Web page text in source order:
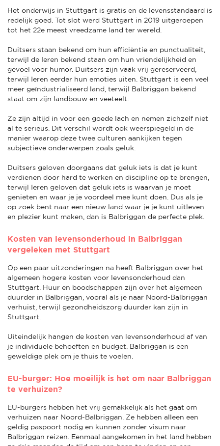
Het onderwijs in Stuttgart is gratis en de levensstandaard is
redelijk goed. Tot slot werd Stuttgart in 2019 uitgeroepen
tot het 22e meest vreedzame land ter wereld.
Duitsers staan bekend om hun efficiëntie en punctualiteit,
terwijl de Ieren bekend staan om hun vriendelijkheid en
gevoel voor humor. Duitsers zijn vaak vrij gereserveerd,
terwijl Ieren eerder hun emoties uiten. Stuttgart is een veel
meer geïndustrialiseerd land, terwijl Balbriggan bekend
staat om zijn landbouw en veeteelt.
Ze zijn altijd in voor een goede lach en nemen zichzelf niet
al te serieus. Dit verschil wordt ook weerspiegeld in de
manier waarop deze twee culturen aankijken tegen
subjectieve onderwerpen zoals geluk.
Duitsers geloven doorgaans dat geluk iets is dat je kunt
verdienen door hard te werken en discipline op te brengen,
terwijl Ieren geloven dat geluk iets is waarvan je moet
genieten en waar je je voordeel mee kunt doen. Dus als je
op zoek bent naar een nieuw land waar je je kunt uitleven
en plezier kunt maken, dan is Balbriggan de perfecte plek.
Kosten van levensonderhoud in Balbriggan
vergeleken met Stuttgart
Op een paar uitzonderingen na heeft Balbriggan over het
algemeen hogere kosten voor levensonderhoud dan
Stuttgart. Huur en boodschappen zijn over het algemeen
duurder in Balbriggan, vooral als je naar Noord-Balbriggan
verhuist, terwijl gezondheidszorg duurder kan zijn in
Stuttgart.
Uiteindelijk hangen de kosten van levensonderhoud af van
je individuele behoeften en budget. Balbriggan is een
geweldige plek om je thuis te voelen.
EU-burger: Hoe moeilijk is het om naar Balbriggan
te verhuizen?
EU-burgers hebben het vrij gemakkelijk als het gaat om
verhuizen naar Noord-Balbriggan. Ze hebben alleen een
geldig paspoort nodig en kunnen zonder visum naar
Balbriggan reizen. Eenmaal aangekomen in het land hebben